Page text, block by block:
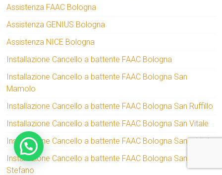
Assistenza FAAC Bologna
Assistenza GENIUS Bologna
Assistenza NICE Bologna
Installazione Cancello a battente FAAC Bologna
Installazione Cancello a battente FAAC Bologna San
Mamolo
Installazione Cancello a battente FAAC Bologna San Ruffillo
Installazione Cancello a battente FAAC Bologna San Vitale
Installazione Cancello a battente FAAC Bologna Santa Viola
Installazione Cancello a battente FAAC Bologna Santo
Stefano